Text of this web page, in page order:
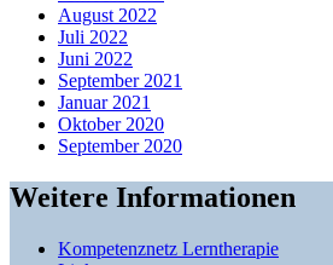
August 2022
Juli 2022
Juni 2022
September 2021
Januar 2021
Oktober 2020
September 2020
Weitere Informationen
Kompetenznetz Lerntherapie